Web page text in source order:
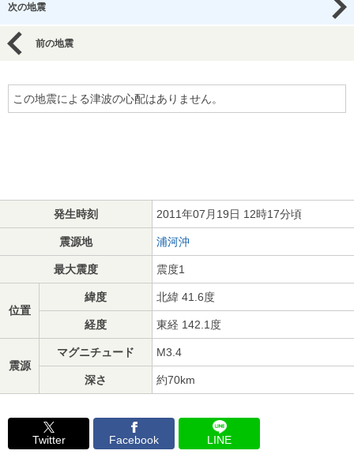
次の地震
前の地震
この地震による津波の心配はありません。
発生時刻 2011年07月19日 12時17分頃
震源地 浦河沖
最大震度 震度1
位置
緯度 北緯 41.6度
経度 東経 142.1度
震源
マグニチュード M3.4
深さ 約70km
Twitter Facebook LINE